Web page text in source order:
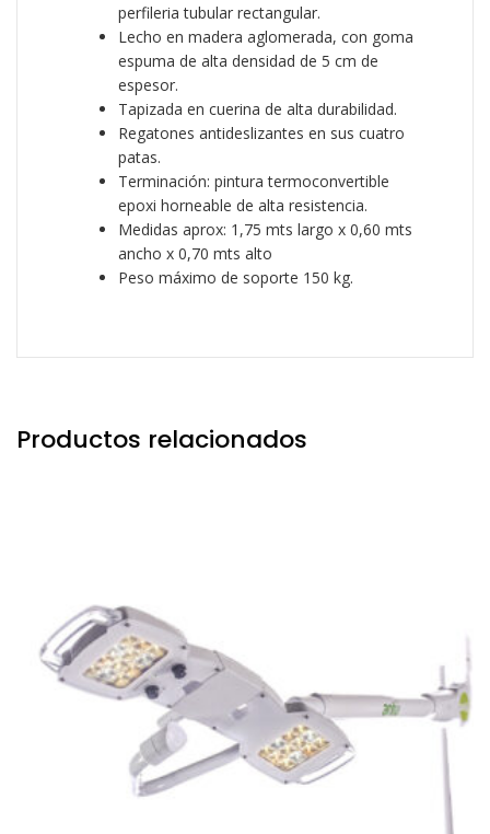
perfileria tubular rectangular.
Lecho en madera aglomerada, con goma
espuma de alta densidad de 5 cm de
espesor.
Tapizada en cuerina de alta durabilidad.
Regatones antideslizantes en sus cuatro
patas.
Terminación: pintura termoconvertible
epoxi horneable de alta resistencia.
Medidas aprox: 1,75 mts largo x 0,60 mts
ancho x 0,70 mts alto
Peso máximo de soporte 150 kg.
Productos relacionados